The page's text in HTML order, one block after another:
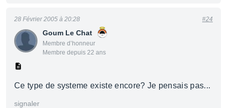
Goum Le Chat
Membre d’honneur
Membre depuis 22 ans
28 Février 2005 à 20:28 #24
Ce type de systeme existe encore? Je pensais pas...
signaler